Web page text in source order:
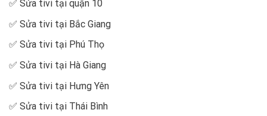
✅ Sửa tivi tại quận 10
✅ Sửa tivi tại Bắc Giang
✅ Sửa tivi tại Phú Thọ
✅ Sửa tivi tại Hà Giang
✅ Sửa tivi tại Hưng Yên
✅ Sửa tivi tại Thái Bình